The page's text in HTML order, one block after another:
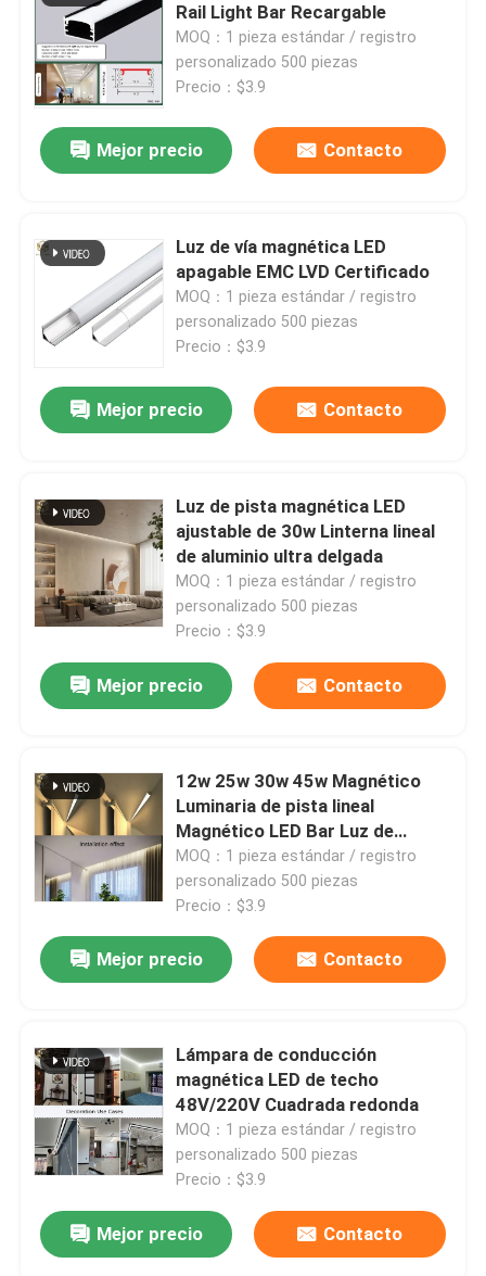
Productos
Sobre nosotros
Visita a la fábrica
Contacto
noticias
Todos los casos
perfiles de aluminio para las ventanas y las puertas
Rail Light Bar Recargable
MOQ：1 pieza estándar / registro
personalizado 500 piezas
Precio：$3.9
Mejor precio Contacto
Luz de vía magnética LED
apagable EMC LVD Certificado
MOQ：1 pieza estándar / registro
personalizado 500 piezas
Precio：$3.9
Mejor precio Contacto
Luz de pista magnética LED
ajustable de 30w Linterna lineal
de aluminio ultra delgada
MOQ：1 pieza estándar / registro
personalizado 500 piezas
Precio：$3.9
Mejor precio Contacto
12w 25w 30w 45w Magnético
Luminaria de pista lineal
Magnético LED Bar Luz de
interior
MOQ：1 pieza estándar / registro
personalizado 500 piezas
Precio：$3.9
Mejor precio Contacto
Lámpara de conducción
magnética LED de techo
48V/220V Cuadrada redonda
MOQ：1 pieza estándar / registro
personalizado 500 piezas
Precio：$3.9
Mejor precio Contacto